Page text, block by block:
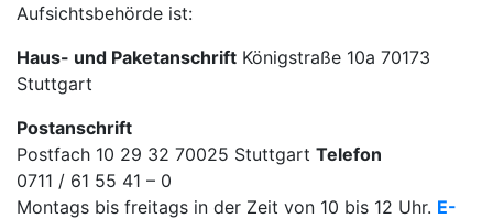
Aufsichtsbehörde ist:
Haus- und Paketanschrift Königstraße 10a 70173
Stuttgart
Postanschrift
Postfach 10 29 32 70025 Stuttgart Telefon
0711 / 61 55 41 – 0
Montags bis freitags in der Zeit von 10 bis 12 Uhr. E-